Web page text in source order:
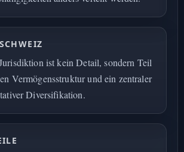
ist kein Detail, sondern Teil
Vermögensstruktur und ein zentraler
Diversifikation.